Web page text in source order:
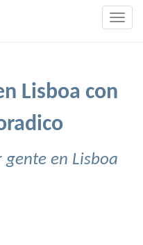
Lisboa con
gente en Lisboa